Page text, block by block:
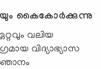
കൈകോര്‍ക്കുന്നു
വലിയ
വിദ്യാഭ്യാസ